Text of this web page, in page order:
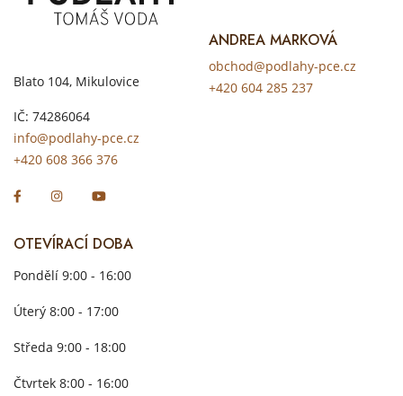
Blato 104, Mikulovice
IČ: 74286064
info@podlahy-pce.cz
+420 608 366 376
ANDREA MARKOVÁ
obchod@podlahy-pce.cz
+420 604 285 237
OTEVÍRACÍ DOBA
Pondělí 9:00 - 16:00
Úterý 8:00 - 17:00
Středa 9:00 - 18:00
Čtvrtek 8:00 - 16:00